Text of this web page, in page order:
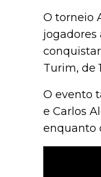
O torneio
jogadores
Turim, de
O evento
e Carlos
enquanto